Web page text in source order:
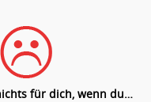
für dich, wenn du…